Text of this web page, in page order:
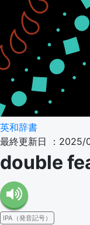
英和辞書
最終更新日 ：2025/
double
IPA（発音記号）